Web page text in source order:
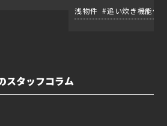
浅物件 #追い炊き機能付
スタッフコラム